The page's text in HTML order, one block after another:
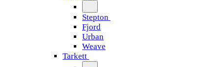
Stepton
Fjord
Urban
Weave
Tarkett